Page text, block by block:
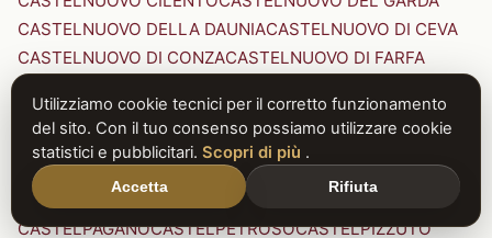
CASTELNUOVO DELLA DAUNIACASTELNUOVO DI CEVA
CASTELNUOVO DI CONZACASTELNUOVO DI FARFA
CASTELNUOVO DI PORTO CASTELNUOVO DON BOSCO
CASTELNUOVO MAGRACASTELNUOVO NIGRA
CASTELNUOVO PARANOCASTELNUOVO RANGONE
CASTELNUOVO SCRIVIA
CASTELNUOVO VAL DI CECINA
CASTELPAGANOCASTELPETROSOCASTELPIZZUTO
Utilizziamo cookie tecnici per il corretto funzionamento
del sito. Con il tuo consenso possiamo utilizzare cookie
statistici e pubblicitari. Scopri di più .
Accetta Rifiuta